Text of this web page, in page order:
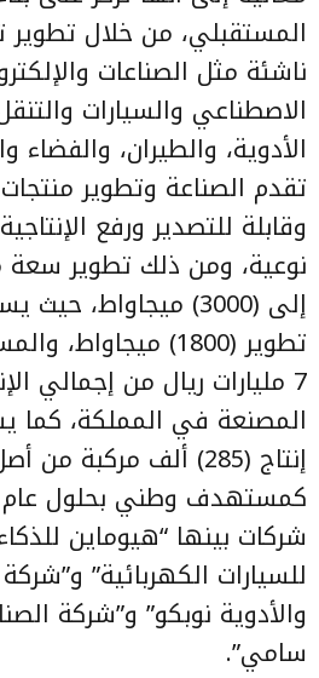
المستقبلي، من خلال تطوير
ناشئة مثل الصناعات
الاصطناعي والسيارات
الأدوية، والطيران،
تقدم الصناعة وتطوير
وقابلة للتصدير ورفع
نوعية، ومن ذلك تطوير سعة
إلى (3000) ميجاواط،
تطوير (1800)
7 مليارات ريال من إجمالي
المصنعة في المملكة،
شركات بينها “هيوماين
للسيارات الكهربائية”
والأدوية نوبكو” و”شركة
سامي”.